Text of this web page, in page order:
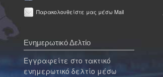
Παρακολουθείστε μας μέσω Mail
Ενημερωτικό Δελτίο
Εγγραφείτε στο τακτικό
ενημερωτικό δελτίο μέσω